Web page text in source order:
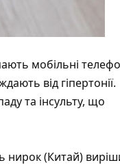
мобільні
від гіпертонії.
та інсульту, що
нирок (Китай)